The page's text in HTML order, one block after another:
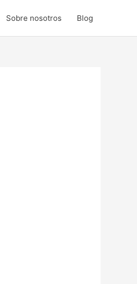
Sobre nosotros Blog